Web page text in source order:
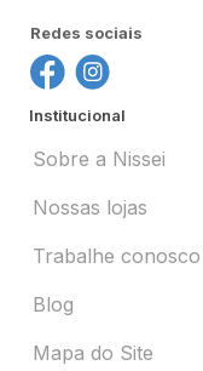
Redes sociais
Institucional
Sobre a Nissei
Nossas lojas
Trabalhe conosco
Blog
Mapa do Site